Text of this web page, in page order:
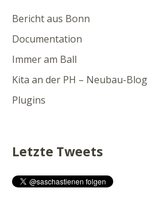
Bericht aus Bonn
Documentation
Immer am Ball
Kita an der PH – Neubau-Blog
Plugins
Letzte Tweets